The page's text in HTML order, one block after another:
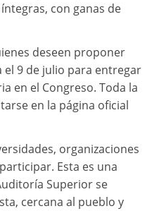
con ganas de
deseen proponer
9 de julio para entregar
en el Congreso. Toda la
en la página oficial
organizaciones
Esta es una
Superior se
cercana al pueblo y